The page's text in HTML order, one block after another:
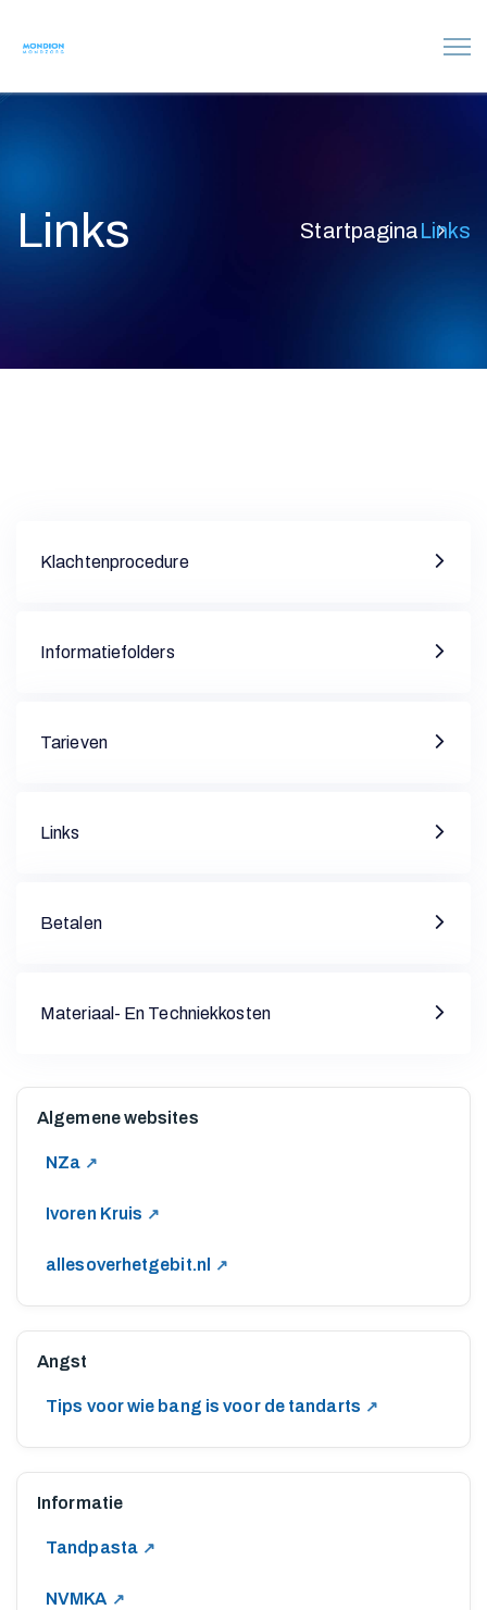
Links StartpaginaLinks
Klachtenprocedure
Informatiefolders
Tarieven
Links
Betalen
Materiaal- En Techniekkosten
Algemene websites
NZa
Ivoren Kruis
allesoverhetgebit.nl
Angst
Tips voor wie bang is voor de tandarts
Informatie
Tandpasta
NVMKA